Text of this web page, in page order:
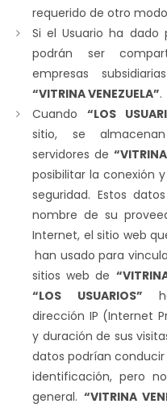
requerido de otro
Si el Usuario ha dado
podrán ser
empresas
“VITRINA VENEZUELA”.
Cuando “LOS
sitio, se
servidores de
posibilitar la conexión
seguridad. Estos
nombre de su
Internet, el sitio web
han usado para
sitios web de
“LOS USUARIOS”
dirección IP (Internet
y duración de sus
datos podrían
identificación, pero
general. “VITRINA